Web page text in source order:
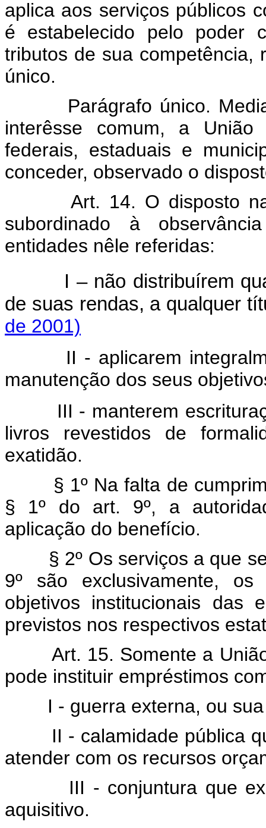
aplica aos serviços públicos
é estabelecido pelo poder
tributos de sua competência,
único.
Parágrafo único.
interêsse comum, a
federais, estaduais e
conceder, observado o
Art. 14. O disposto
subordinado à
entidades nêle referidas:
I – não distribuírem
de suas rendas, a qualquer
de 2001)
II - aplicarem
manutenção dos seus
III - manterem
livros revestidos de
exatidão.
§ 1º Na falta de
§ 1º do art. 9º, a
aplicação do benefício.
§ 2º Os serviços a que se
9º são exclusivamente,
objetivos institucionais das
previstos nos respectivos
Art. 15. Somente a União,
pode instituir empréstimos
I - guerra externa, ou sua
II - calamidade pública
atender com os recursos
III - conjuntura que exija
aquisitivo.